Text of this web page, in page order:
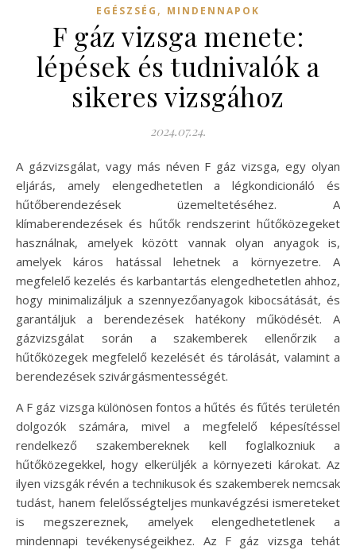
EGÉSZSÉG , MINDENNAPOK
F gáz vizsga menete:
lépések és tudnivalók a
sikeres vizsgához
2024.07.24.
A gázvizsgálat, vagy más néven F gáz vizsga, egy olyan
eljárás, amely elengedhetetlen a légkondicionáló és
hűtőberendezések üzemeltetéséhez. A
klímaberendezések és hűtők rendszerint hűtőközegeket
használnak, amelyek között vannak olyan anyagok is,
amelyek káros hatással lehetnek a környezetre. A
megfelelő kezelés és karbantartás elengedhetetlen ahhoz,
hogy minimalizáljuk a szennyezőanyagok kibocsátását, és
garantáljuk a berendezések hatékony működését. A
gázvizsgálat során a szakemberek ellenőrzik a
hűtőközegek megfelelő kezelését és tárolását, valamint a
berendezések szivárgásmentességét.
A F gáz vizsga különösen fontos a hűtés és fűtés területén
dolgozók számára, mivel a megfelelő képesítéssel
rendelkező szakembereknek kell foglalkozniuk a
hűtőközegekkel, hogy elkerüljék a környezeti károkat. Az
ilyen vizsgák révén a technikusok és szakemberek nemcsak
tudást, hanem felelősségteljes munkavégzési ismereteket
is megszereznek, amelyek elengedhetetlenek a
mindennapi tevékenységeikhez. Az F gáz vizsga tehát